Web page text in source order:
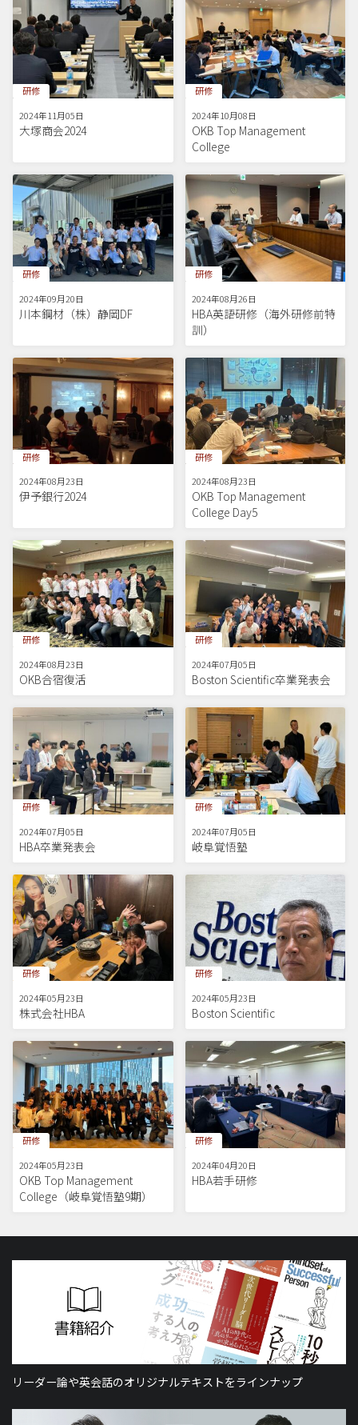
研修
2024年11月05日
大塚商会2024
研修
2024年10月08日
OKB Top Management
College
研修
2024年09月20日
川本鋼材（株）静岡DF
研修
2024年08月26日
HBA英語研修（海外研修前特
訓）
研修
2024年08月23日
伊予銀行2024
研修
2024年08月23日
OKB Top Management
College Day5
研修
2024年08月23日
OKB合宿復活
研修
2024年07月05日
Boston Scientific卒業発表会
研修
2024年07月05日
HBA卒業発表会
研修
2024年07月05日
岐阜覚悟塾
研修
2024年05月23日
株式会社HBA
研修
2024年05月23日
Boston Scientific
研修
2024年05月23日
OKB Top Management
College（岐阜覚悟塾9期）
研修
2024年04月20日
HBA若手研修
リーダー論や英会話のオリジナルテキストをラインナップ